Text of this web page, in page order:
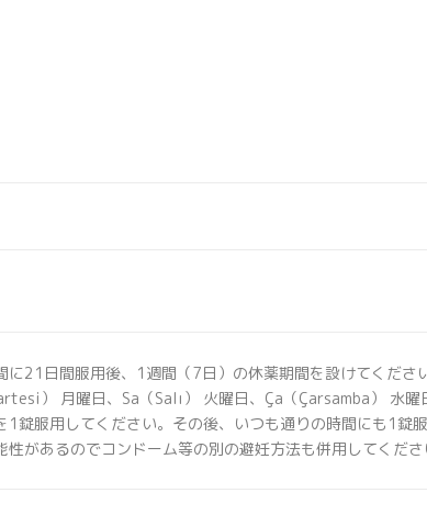
21日間服用後、1週間（7日）の休薬期間を設けてくだ
） 月曜日、Sa（Salı） 火曜日、Ça（Çarsamba） 水
錠服用してください。その後、いつも通りの時間にも1
があるのでコンドーム等の別の避妊方法も併用してくだ